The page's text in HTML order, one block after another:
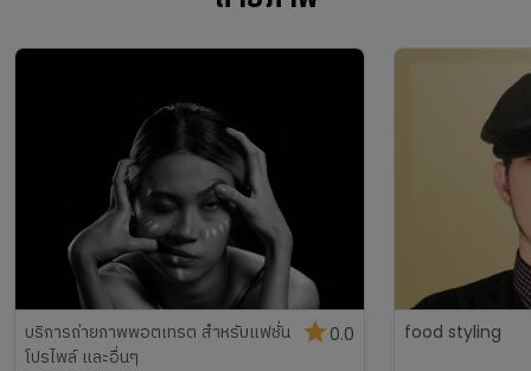
บริการถ่ายภาพพอตเทรต สำหรับแฟชั่น
โปรไพล์ และอื่นๆ
0.0 food styling